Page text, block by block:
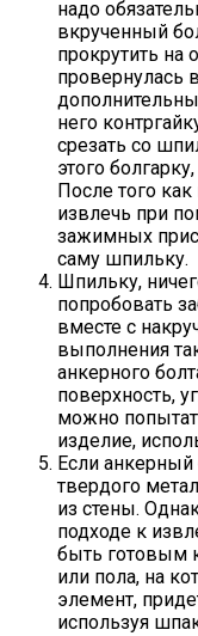
надо
вкрученный
прокрутить на
провернулась
него
срезать со
этого
После того
извлечь при
зажимных
саму шпильку.
Шпильку,
попробовать
вместе с
выполнения
анкерного
поверхность,
можно
изделие,
Если
твердого
из стены.
подходе к
быть готовым
или пола, на
элемент,
используя